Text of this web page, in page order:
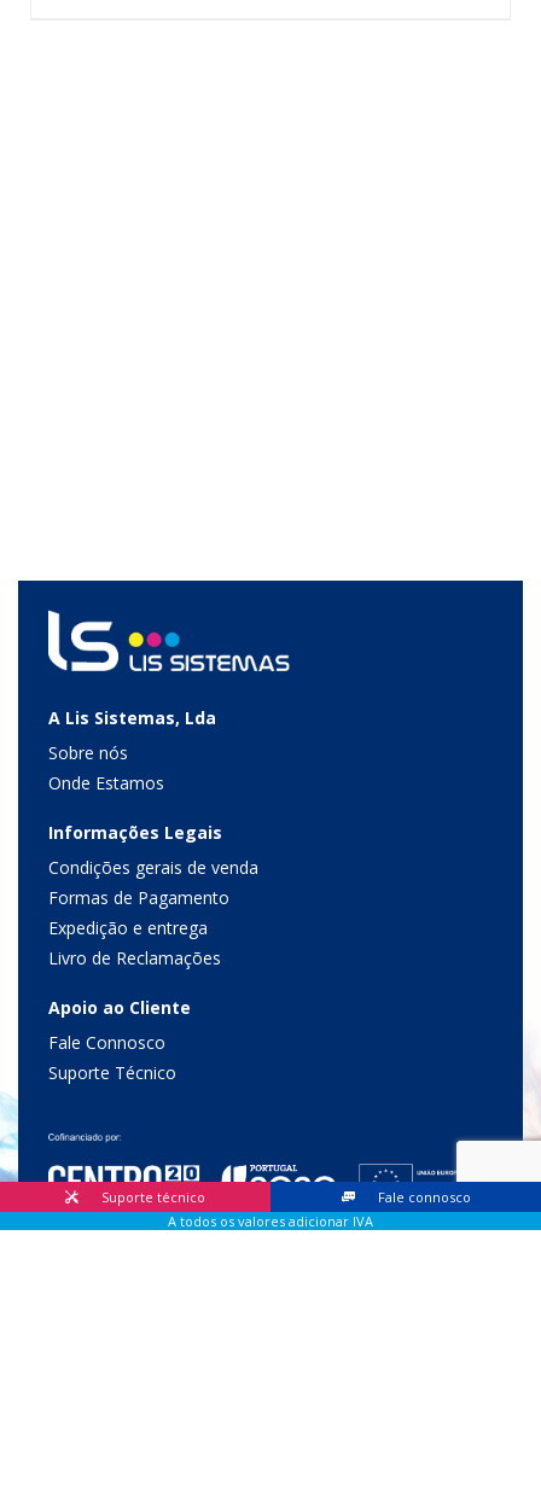
A Lis Sistemas, Lda
Sobre nós
Onde Estamos
Informações Legais
Condições gerais de venda
Formas de Pagamento
Expedição e entrega
Livro de Reclamações
Apoio ao Cliente
Fale Connosco
Suporte Técnico
Suporte técnico
Fale connosco
A todos os valores adicionar IVA